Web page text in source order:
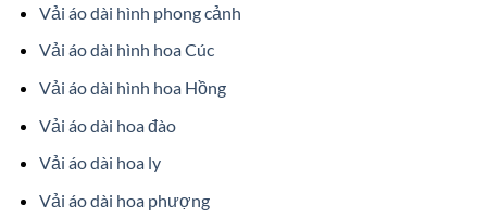
Vải áo dài hình phong cảnh
Vải áo dài hình hoa Cúc
Vải áo dài hình hoa Hồng
Vải áo dài hoa đào
Vải áo dài hoa ly
Vải áo dài hoa phượng